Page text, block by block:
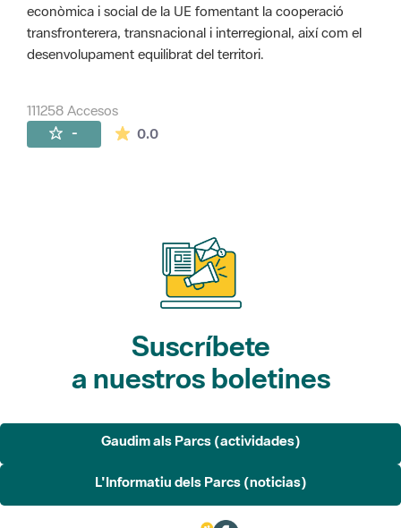
econòmica i social de la UE fomentant la cooperació
transfronterera, transnacional i interregional, així com el
desenvolupament equilibrat del territori.
111258 Accesos
- 0.0La valoración media es de 0 estrellas de
Suscríbete
a nuestros boletines
Gaudim als Parcs (actividades)
L'Informatiu dels Parcs (noticias)